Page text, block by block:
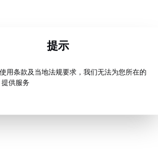
提示
用条款及当地法规要求，我们无法为您所在的
供服务